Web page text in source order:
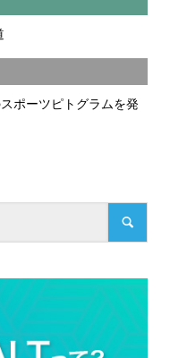
ポーツピトグラムを発